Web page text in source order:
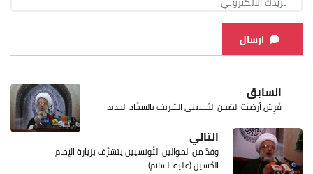
ارسال
السابق
فَرِش أرضيّة الصَحن الحُسيني الشريف بالسجَّاد الجديد ‏
التالي
وفدٌ من الموالين التُونسیین يتشرَّف بزيارة الإمام
الحُسين (عليه السلام)